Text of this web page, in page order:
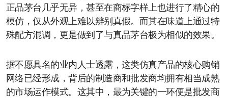
正品茅台几乎无异，甚至在商标字样上也进行了精心的
模仿，仅从外观上难以辨别真假。而其在味道上通过特
殊配方混调，更是做到了与真品茅台极为相似的效果。
据不愿具名的业内人士透露，这类仿真产品的核心购销
网络已经形成，背后的制造商和批发商均拥有相当成熟
的市场运作模式。这其中，最为关键的一环便是批发商